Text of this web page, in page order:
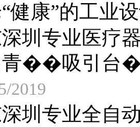
健康”的工业
圳专业医疗
青��吸引台
2019
圳专业全自